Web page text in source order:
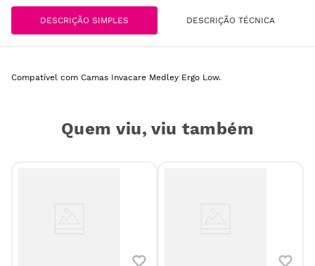
DESCRIÇÃO SIMPLES DESCRIÇÃO TÉCNICA
Compatível com Camas Invacare Medley Ergo Low.
Quem viu, viu também